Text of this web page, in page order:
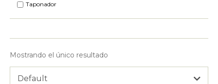
Taponador
Mostrando el único resultado
Default